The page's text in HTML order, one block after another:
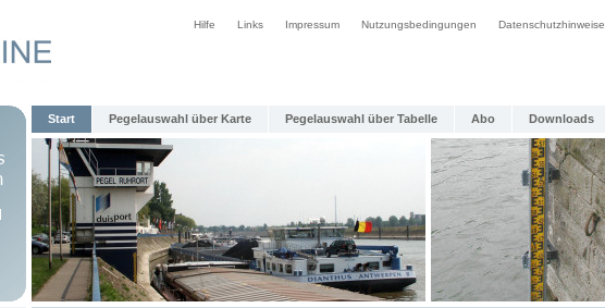
Hilfe Links Impressum Nutzungsbedingungen Datenschutzhinweise
Start Pegelauswahl über Karte Pegelauswahl über Tabelle Abo Downloads